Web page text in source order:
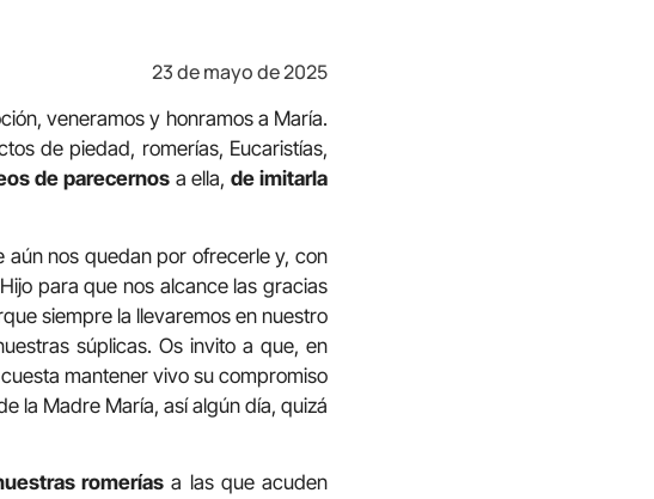
23 de mayo de 2025
veneramos y honramos a María.
de piedad, romerías, Eucaristías,
de parecernosa ella,de imitarla
nos quedan por ofrecerle y, con
para que nos alcance las gracias
siempre la llevaremos en nuestro
súplicas. Os invito a que, en
mantener vivo su compromiso
la Madre María, así algún día, quizá
romerías a las que acuden